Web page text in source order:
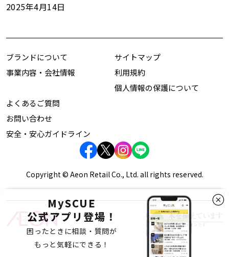
2025年4月14日
MySCUE
公式アプリ登場！
困ったときに相談・質問が
もっと気軽にできる！
ブランドについて
事業内容・会社情報
サイトマップ
利用規約
個人情報の保護について
よくあるご質問
お問い合わせ
安全・安心ガイドライン
Copyright © Aeon Retail Co., Ltd. all rights reserved.